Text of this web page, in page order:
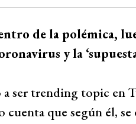
de la polémica,
y la
a ser trending topic en
cuenta que según él,